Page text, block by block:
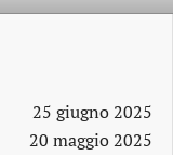
25 giugno 2025
20 maggio 2025